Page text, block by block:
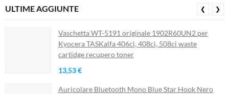
ULTIME AGGIUNTE
Vaschetta WT-5191 originale 1902R60UN2 per
Kyocera TASKalfa 406ci, 408ci, 508ci waste
cartidge recupero toner
13,53 €
Auricolare Bluetooth Mono Blue Star Hook Nero
❮ ❯